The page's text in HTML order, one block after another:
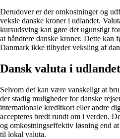
Derudover er der omkostninger og
veksle danske kroner i udlandet.
kursudsving kan gøre det ugunstigt
at håndtere danske kroner. Dette kan
Danmark ikke tilbyder veksling af
Dansk valuta i udlandet
Selvom det kan være vanskeligt at
der stadig muligheder for danske
internationale kreditkort eller andre
accepteres bredt rundt om i verden.
og omkostningseffektiv løsning end
til lokal valuta.